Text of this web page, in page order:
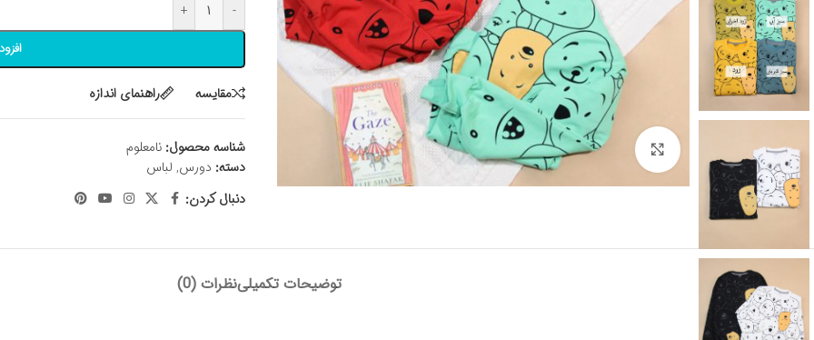
برای بزرگنمایی کلیک کنید
-
+
مقايسه راهنمای اندازه
شناسه محصول: نامعلوم
دسته: دورس, لباس
دنبال کردن:
توضیحات تکمیلینظرات (0)